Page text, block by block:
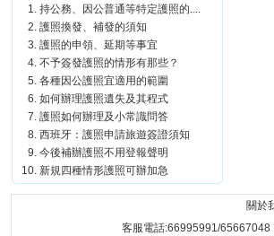
持公務、因公普通等特定護照的....
護照換發、補發的須知
護照的申領、延期等事宜
不予簽發護照的情形有那些？
各種因公護照宜適用的範圍
如何辦理護照遺失及其程式
護照如何辦理及小常識問答
西班牙：護照申請旅遊簽證須知
今後補辦護照不用登報聲明
新規四種情形護照可辦加急
關於
客服電話:66995991/65667048